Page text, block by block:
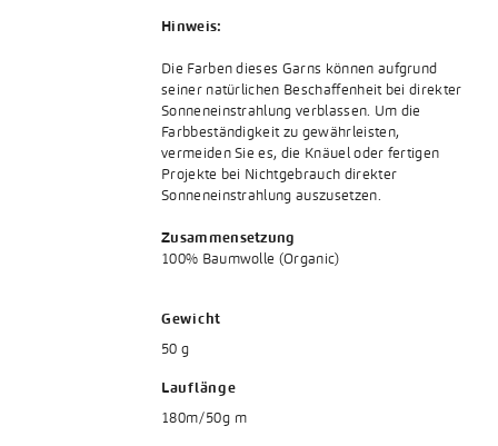
Hinweis:
Die Farben dieses Garns können aufgrund
seiner natürlichen Beschaffenheit bei direkter
Sonneneinstrahlung verblassen. Um die
Farbbeständigkeit zu gewährleisten,
vermeiden Sie es, die Knäuel oder fertigen
Projekte bei Nichtgebrauch direkter
Sonneneinstrahlung auszusetzen.
Zusammensetzung
100% Baumwolle (Organic)
Gewicht
50 g
Lauflänge
180m/50g m